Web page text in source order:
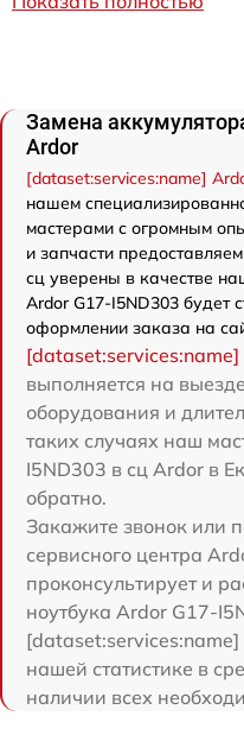
Замена
Ardor
[dataset:services:name]
нашем
мастерами с огромным
и запчасти
сц уверены в качестве
Ardor G17-I5ND303 будет
оформлении заказа на
выполняется на
оборудования и
таких случаях наш
I5ND303 в сц Ardor в
обратно.
Закажите звонок или
сервисного центра
проконсультирует и
ноутбука Ardor G17-
нашей статистике в
наличии всех